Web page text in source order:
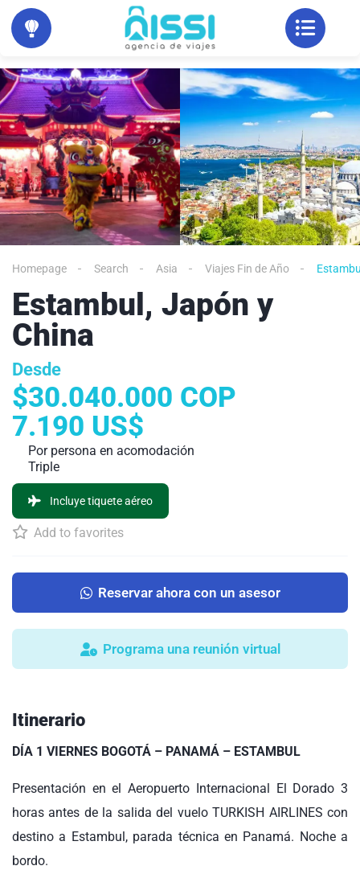
Homepage Search Asia Viajes Fin de Año
Estambul, Japón y
China
Desde
$30.040.000 COP
7.190 US$
Por persona en acomodación
Triple
Incluye tiquete aéreo
Add to favorites
Reservar ahora con un asesor
Programa una reunión virtual
Itinerario
DÍA 1 VIERNES BOGOTÁ – PANAMÁ – ESTAMBUL
Presentación en el Aeropuerto Internacional El Dorado 3
horas antes de la salida del vuelo TURKISH AIRLINES con
destino a Estambul, parada técnica en Panamá. Noche a
bordo.